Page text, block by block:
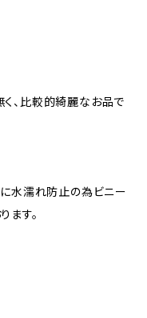
、比較的綺麗なお品で
水濡れ防止の為ビニー
ます。